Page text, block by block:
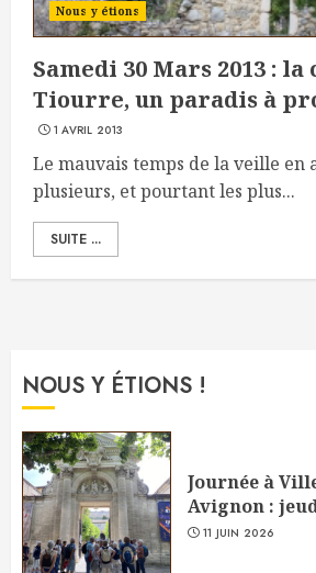
Nous y étions
Samedi 30 Mars 2013 : la
Tiourre, un paradis à
1 AVRIL 2013
Le mauvais temps de la veille en
plusieurs, et pourtant les plus...
SUITE ...
NOUS Y ÉTIONS !
Journée à
Avignon :
11 JUIN 2026